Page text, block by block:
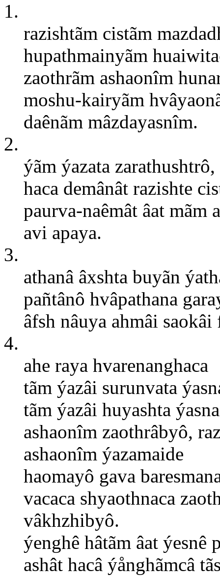
1.
razishtãm cistãm
hupathmainyãm
zaothrãm ashaonîm
moshu-kairyãm
daênãm mâzdayasnîm.
2.
ýãm ýazata
haca demânât razishte
paurva-naêmât âat mãm
avi apaya.
3.
athanâ âxshta buyãn
pañtânô hvâpathana
âfsh nâuya ahmâi
4.
ahe raya hvarenanghaca
tãm ýazâi surunvata
tãm ýazâi huyashta
ashaonîm zaothrâbyô,
ashaonîm ýazamaide
haomayô gava
vacaca shyaothnaca
vâkhzhibyô.
ýenghê hâtãm âat ýesnê
ashât hacâ ýånghãmcâ